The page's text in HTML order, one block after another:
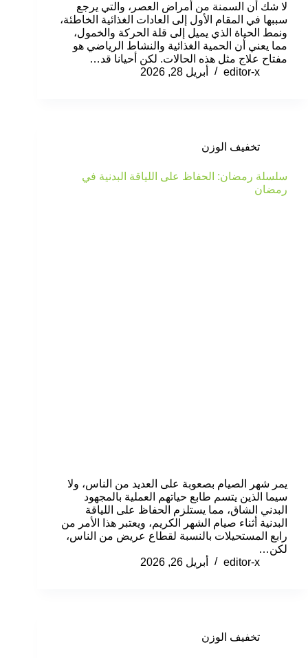
لا شك أن السمنة من أمراض العصر، والتي يرجع
سببها في المقام الأول إلى العادات الغذائية الخاطئة،
ونمط الحياة الذي يميل إلى قلة الحركة والخمول،
مما يعني أن الحمية الغذائية والنشاط الرياضي هو
مفتاح علاج مثل هذه الحالات. لكن أحيانا قد…
editor-x
أبريل 28, 2026
تخفيف الوزن
سلسلة رمضان: الحفاظ على اللياقة البدنية في
رمضان
يمر شهر الصيام بصعوبة على العديد من الناس، ولا
سيما الذين يتسم طابع حياتهم العملية بالمجهود
البدني الشاق، مما يستلزم الحفاظ على اللياقة
البدنية أثناء صيام الشهر الكريم، ويعتبر هذا الأمر من
رابع المستحيلات بالنسبة لقطاع عريض من الناس،
لكن…
editor-x
أبريل 26, 2026
تخفيف الوزن